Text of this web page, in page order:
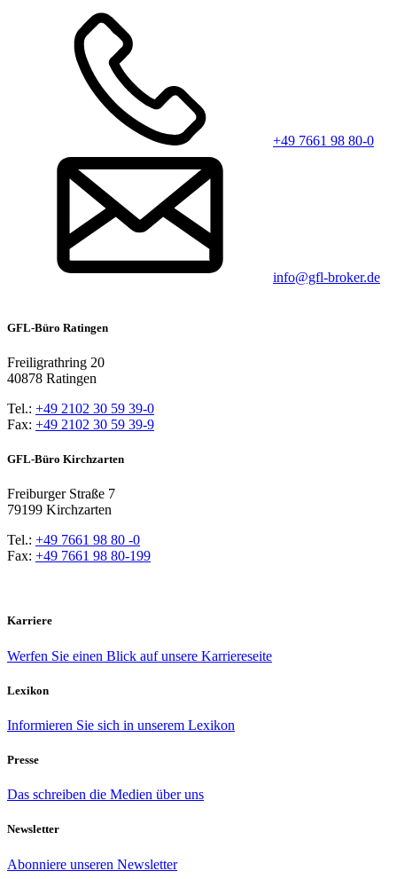
+49 7661 98 80-0
info@gfl-broker.de
GFL-Büro Ratingen
Freiligrathring 20
40878 Ratingen
Tel.: +49 2102 30 59 39-0
Fax: +49 2102 30 59 39-9
GFL-Büro Kirchzarten
Freiburger Straße 7
79199 Kirchzarten
Tel.: +49 7661 98 80 -0
Fax: +49 7661 98 80-199
Karriere
Werfen Sie einen Blick auf unsere Karriereseite
Lexikon
Informieren Sie sich in unserem Lexikon
Presse
Das schreiben die Medien über uns
Newsletter
Abonniere unseren Newsletter